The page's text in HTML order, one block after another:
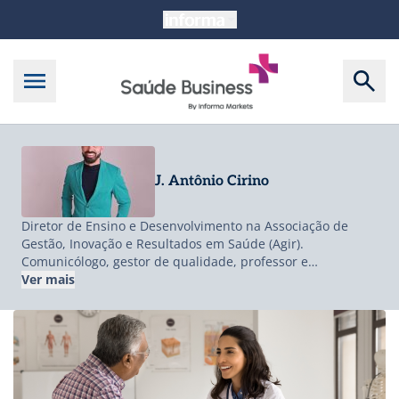
J. Antônio Cirino
Diretor de Ensino e Desenvolvimento na Associação de
Gestão, Inovação e Resultados em Saúde (Agir).
Comunicólogo, gestor de qualidade, professor e
pesquisador, atuando desde 2009 na área da saúde.
Harvard T.H. Chan School of Public Health. Doutor em
Comunicação e Sociabilidade (UFMG), com pós-doutorado
em Informação e Comunicação na Universitat de Barcelona
(Espanha) e em Comunicação e Cultura (UFRJ); mestre em
Comunicação (UFG), especialista em Gestão de Projetos
Ver mais